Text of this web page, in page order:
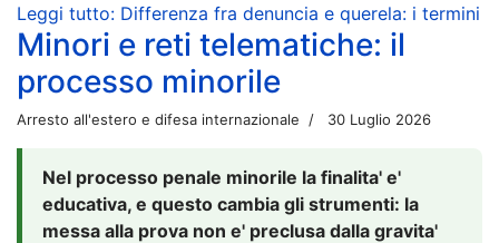
Leggi tutto: Differenza fra denuncia e querela: i termini
Minori e reti telematiche: il
processo minorile
Arresto all'estero e difesa internazionale 30 Luglio 2026
Nel processo penale minorile la finalita' e'
educativa, e questo cambia gli strumenti: la
messa alla prova non e' preclusa dalla gravita'